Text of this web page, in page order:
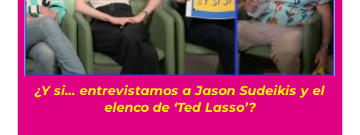
¿Y si… entrevistamos a Jason Sudeikis y el
elenco de ‘Ted Lasso’?